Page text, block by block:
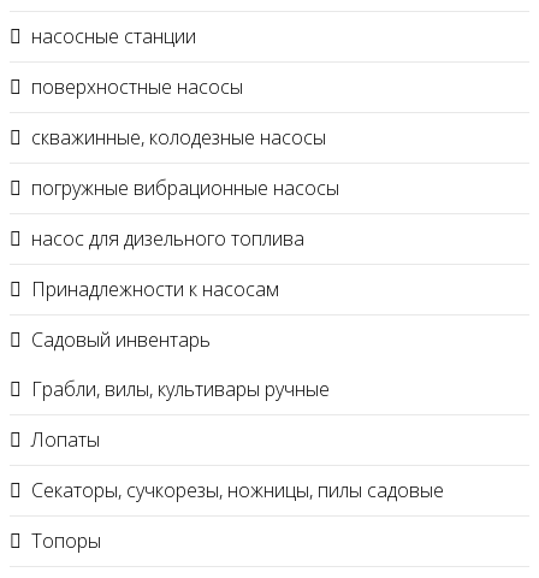
насосные станции
поверхностные насосы
скважинные, колодезные насосы
погружные вибрационные насосы
насос для дизельного топлива
Принадлежности к насосам
Садовый инвентарь
Грабли, вилы, культивары ручные
Лопаты
Секаторы, сучкорезы, ножницы, пилы садовые
Топоры